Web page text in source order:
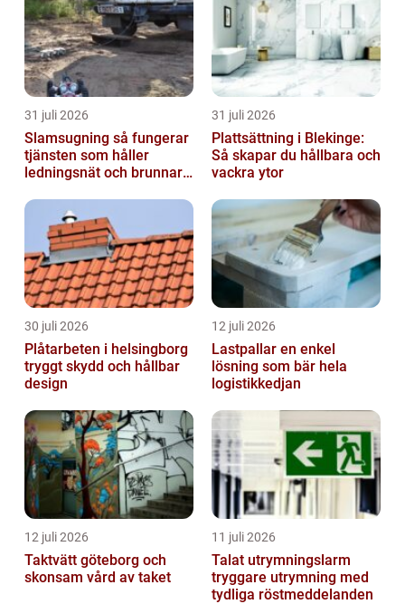
31 juli 2026
Slamsugning så fungerar
tjänsten som håller
ledningsnät och brunnar i
31 juli 2026
Plattsättning i Blekinge:
Så skapar du hållbara och
vackra ytor
30 juli 2026
Plåtarbeten i helsingborg
tryggt skydd och hållbar
design
12 juli 2026
Lastpallar en enkel
lösning som bär hela
logistikkedjan
12 juli 2026
Taktvätt göteborg och
skonsam vård av taket
11 juli 2026
Talat utrymningslarm
tryggare utrymning med
tydliga röstmeddelanden